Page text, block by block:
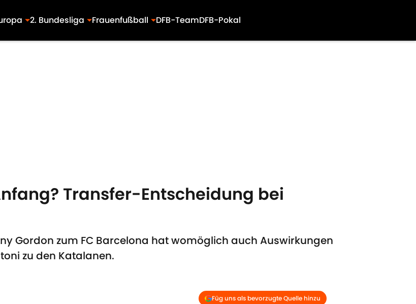
2. Bundesliga Frauenfußball DFB-TeamDFB-Pokal
Transfer-Entscheidung bei
Gordon zum FC Barcelona hat womöglich auch Auswirkungen
zu den Katalanen.
Füg uns als bevorzugte Quelle hinzu